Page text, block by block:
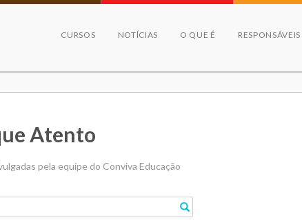
CURSOS NOTÍCIAS O QUE É RESPONSÁVEIS
Atento
pela equipe do Conviva Educação